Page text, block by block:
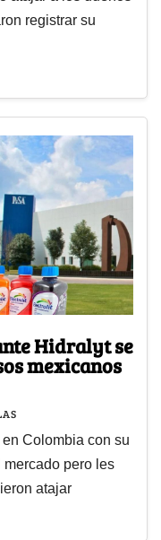
registrar su
Hidralyt se
mexicanos
Colombia con su
mercado pero les
atajar